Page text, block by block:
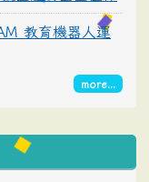
教育機器人運
more...